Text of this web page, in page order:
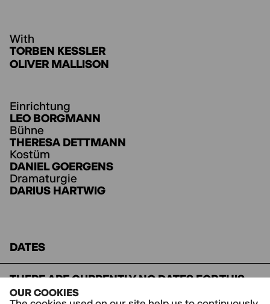
OUR COOKIES
With
TORBEN KESSLER
OLIVER MALLISON
Einrichtung
LEO BORGMANN
Bühne
THERESA DETTMANN
Kostüm
DANIEL GOERGENS
Dramaturgie
DARIUS HARTWIG
DATES
THERE ARE CURRENTLY NO DATES FOR THIS
PERFORMANCE.